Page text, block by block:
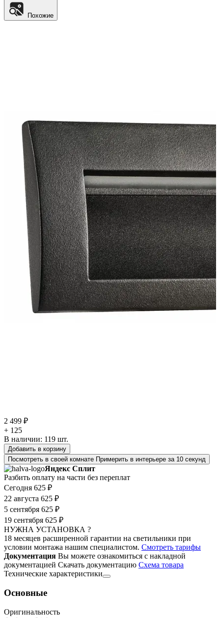
Похожие
2 499 ₽
+ 125
В наличии: 119 шт.
Добавить в корзину
Посмотреть в своей комнате Примерить в интерьере за 10 секунд
Яндекс Сплит
Разбить оплату на части без переплат
Сегодня 625 ₽
22 августа 625 ₽
5 сентября 625 ₽
19 сентября 625 ₽
НУЖНА УСТАНОВКА ?
18 месяцев расширенной гарантии на светильники при
условии монтажа нашим специалистом. Смотреть тарифы
Документация Вы можете ознакомиться с накладной
документацией Скачать документацию Cхема товара
Технические характеристики
Основные
Оригинальность